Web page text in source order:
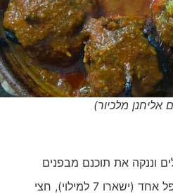
מלכיור)
את תוכנם מבפנים
נכניס למעבד מזון פלפל אחד (ישארו 7 למילוי), חצי